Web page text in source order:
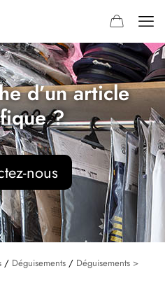
d’un article
?
nous
/ Déguisements / Déguisements >